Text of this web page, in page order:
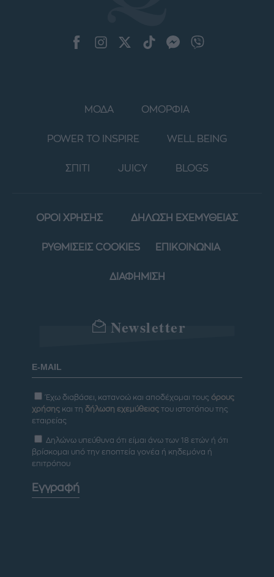
ΜΟΔΑ ΟΜΟΡΦΙΑ
POWER TO INSPIRE WELL BEING
ΣΠΙΤΙ JUICY BLOGS
ΟΡΟΙ ΧΡΗΣΗΣ ΔΗΛΩΣΗ ΕΧΕΜΥΘΕΙΑΣ
ΡΥΘΜΙΣΕΙΣ COOKIES ΕΠΙΚΟΙΝΩΝΙΑ
ΔΙΑΦΗΜΙΣΗ
Newsletter
Έχω διαβάσει, κατανοώ και αποδέχομαι τους όρους
χρήσης και τη δήλωση εχεμύθειας του ιστοτόπου της
εταιρείας
Δηλώνω υπεύθυνα ότι είμαι άνω των 18 ετών ή ότι
βρίσκομαι υπό την εποπτεία γονέα ή κηδεμόνα ή
επιτρόπου
Εγγραφή